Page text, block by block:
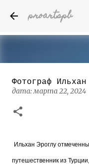
proartspb
Бумажные
художника
дата:
Фотограф
дата:марта 22, 2024
Ильхан Эроглу
путешественник из